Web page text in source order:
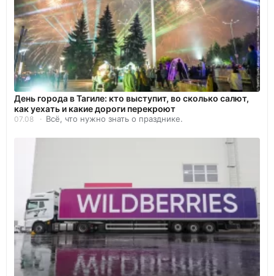
День города в Тагиле: кто выступит, во сколько салют,
как уехать и какие дороги перекроют
07.08 Всё, что нужно знать о празднике.